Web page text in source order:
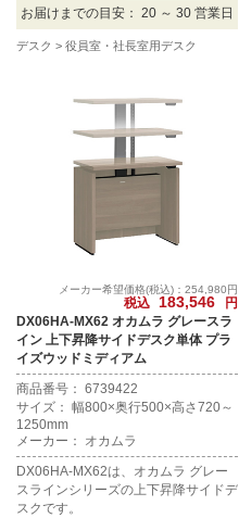
お届けまでの目安： 20 ～ 30 営業日
デスク 役員室・社長室用デスク
メーカー希望価格(税込)：254,980円
税込 183,546
円
DX06HA-MX62 オカムラ グレースラ
イン 上下昇降サイドデスク単体 プラ
イズウッドミディアム
商品番号： 6739422
サイズ： 幅800×奥行500×高さ720～
1250mm
メーカー： オカムラ
DX06HA-MX62は、オカムラ グレー
スラインシリーズの上下昇降サイドデ
スクです。